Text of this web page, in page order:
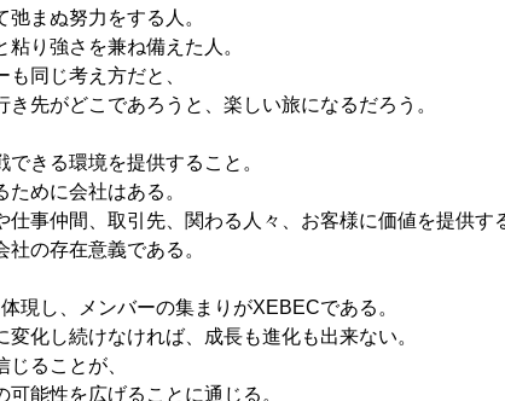
まぬ努力をする人。
り強さを兼ね備えた人。
同じ考え方だと、
先がどこであろうと、楽しい旅になるだろう。
きる環境を提供すること。
めに会社はある。
仕事仲間、取引先、関わる人々、お客様に価値を提供す
の存在意義である。
現し、メンバーの集まりがXEBECである。
化し続けなければ、成長も進化も出来ない。
ることが、
能性を広げることに通じる。